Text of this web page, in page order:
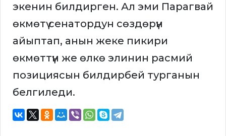
экенин билдирген. Ал эми Парагвай
өкмөтү сенатордун сөздөрүн
айыптап, анын жеке пикири
өкмөттүн же өлкө элинин расмий
позициясын билдирбей турганын
белгиледи.